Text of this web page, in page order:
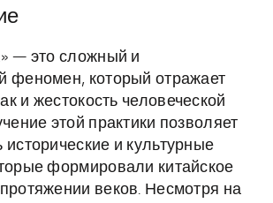
— это сложный и
феномен, который отражает
и жестокость человеческой
этой практики позволяет
и культурные
формировали китайское
веков. Несмотря на